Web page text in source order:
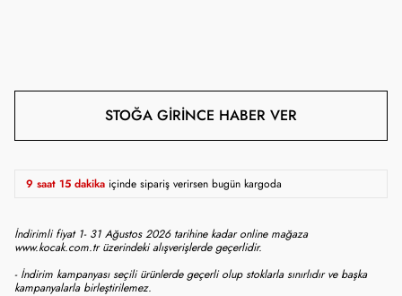
STOĞA GIRINCE HABER VER
9 saat 15 dakika içinde sipariş verirsen bugün kargoda
İndirimli fiyat 1- 31 Ağustos 2026 tarihine kadar online mağaza
www.kocak.com.tr üzerindeki alışverişlerde geçerlidir.
- İndirim kampanyası seçili ürünlerde geçerli olup stoklarla sınırlıdır ve başka
kampanyalarla birleştirilemez.